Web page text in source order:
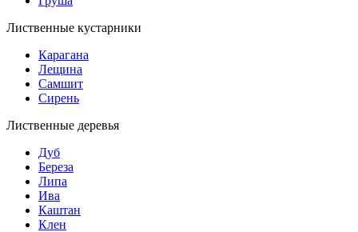
Лиственные кустарники
Карагана
Лещина
Самшит
Сирень
Лиственные деревья
Дуб
Береза
Липа
Ива
Каштан
Клен